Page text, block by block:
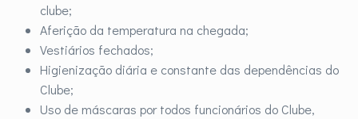
clube;
Aferição da temperatura na chegada;
Vestiários fechados;
Higienização diária e constante das dependências do
Clube;
Uso de máscaras por todos funcionários do Clube,